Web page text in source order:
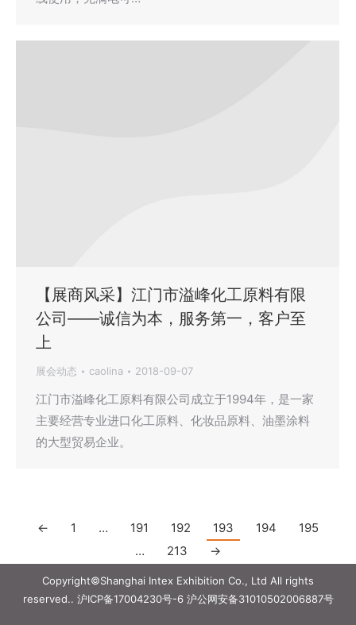
【展商风采】江门市溢峰化工原料有限
公司——诚信为本，服务第一，客户至
上
展会动态 caolina 2018-09-07
江门市溢峰化工原料有限公司成立于1994年，是一家
主要经营专业进口化工原料、化妆品原料、油墨涂料
的大型贸易企业。
← 1 … 191 192 193 194
195
…
213 →
Copyright©Shanghai Intex Exhibition Co., Ltd All rights
reserved.. 沪ICP备17004230号-6沪公网安备31010502006887号